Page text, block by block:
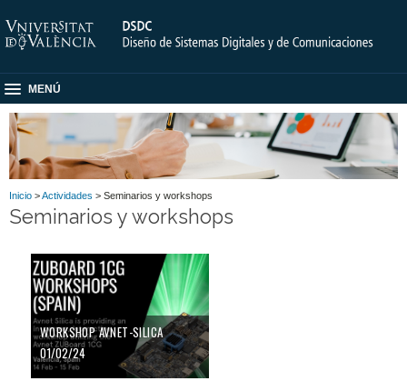
MENÚ
Inicio >Actividades > Seminarios y workshops
Seminarios y workshops
WORKSHOP AVNET-SILICA
01/02/24